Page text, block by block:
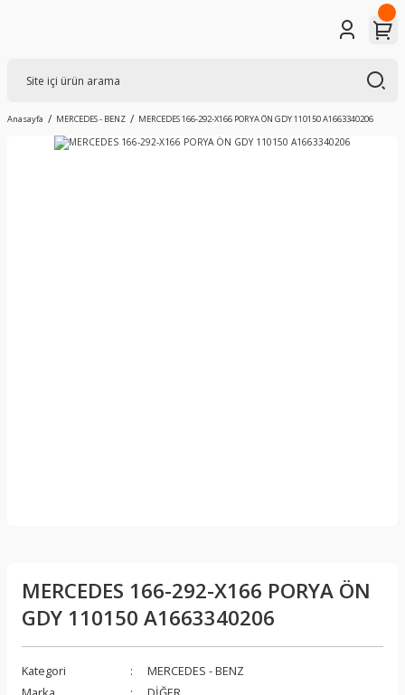
Anasayfa MERCEDES - BENZ MERCEDES 166-292-X166 PORYA ÖN GDY 110150 A1663340206
MERCEDES 166-292-X166 PORYA ÖN
GDY 110150 A1663340206
Kategori
MERCEDES - BENZ